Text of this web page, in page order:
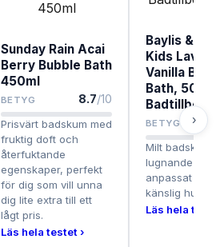
Sunday Rain Acai
Berry Bubble Bath
450ml
BETYG 8.7/10
Prisvärt badskum med
fruktig doft och
återfuktande
egenskaper, perfekt
för dig som vill unna
dig lite extra till ett
lågt pris.
Läs hela testet ›
Baylis &
Kids
Vanilla
Bath, 500
BETYG
Milt badskum
lugnande
anpassat för
känslig hud.
Läs hela
›